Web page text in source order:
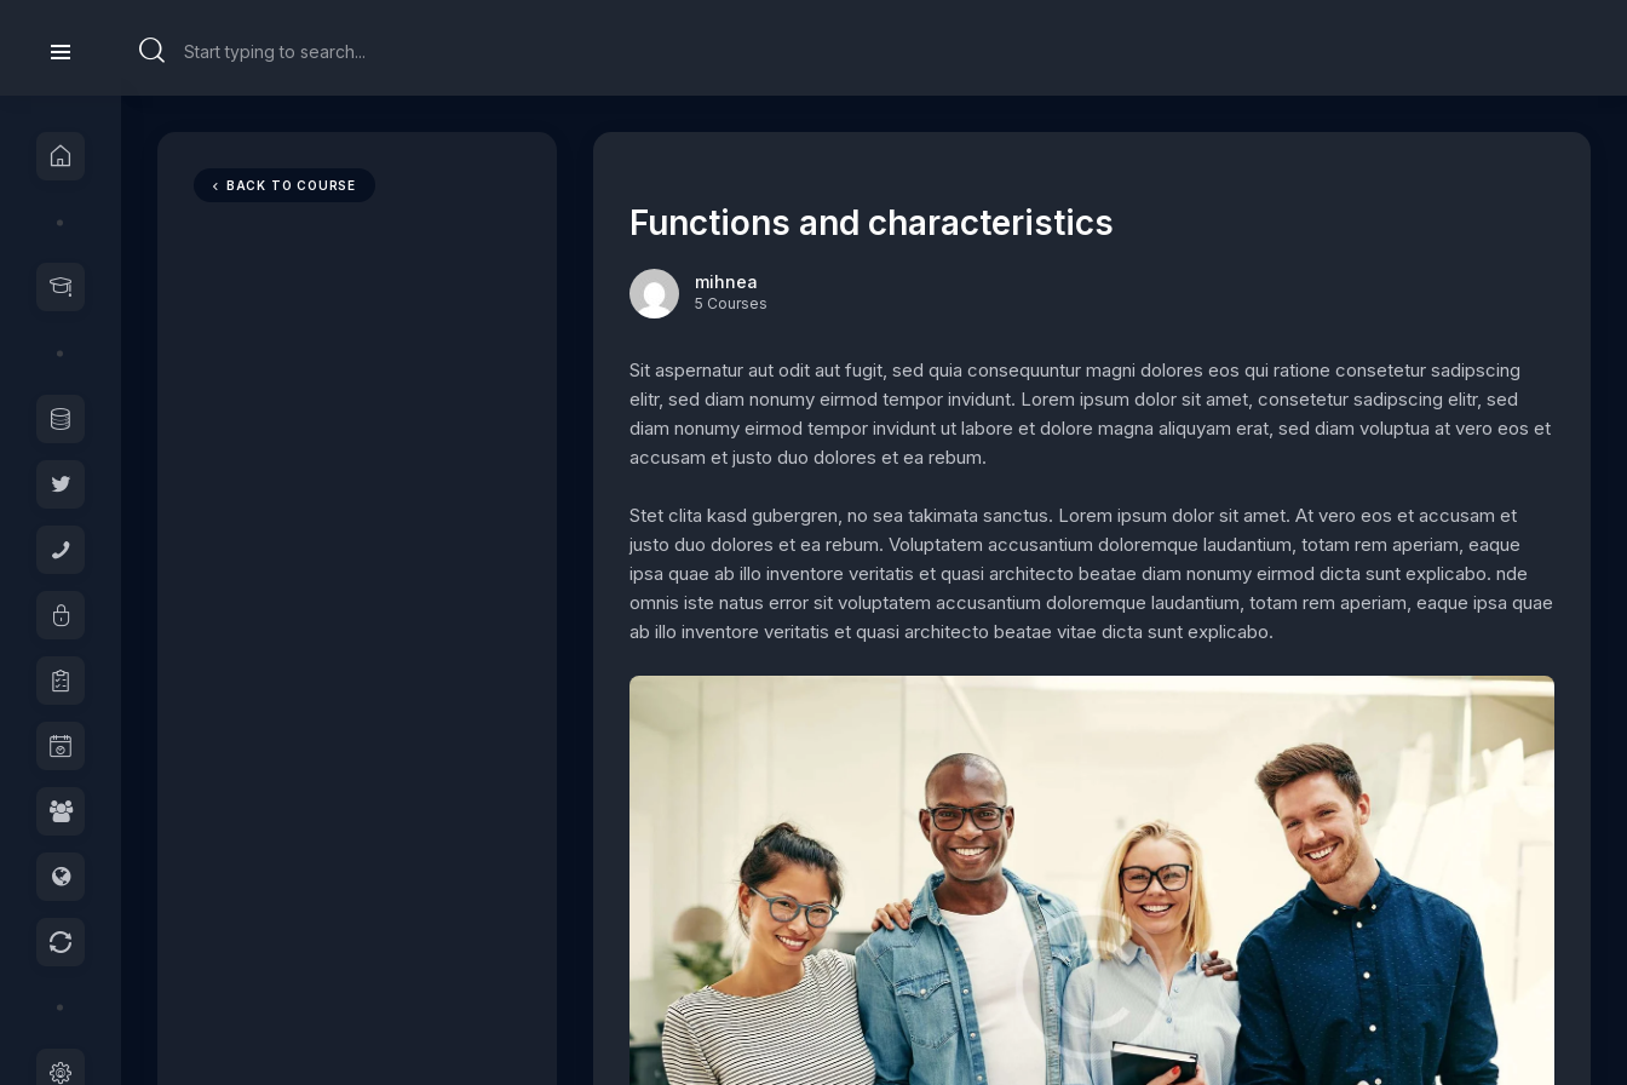
BACK TO COURSE
Functions and characteristics
mihnea
5 Courses
Sit aspernatur aut odit aut fugit, sed quia consequuntur magni dolores eos qui ratione consetetur sadipscing
elitr, sed diam nonumy eirmod tempor invidunt. Lorem ipsum dolor sit amet, consetetur sadipscing elitr, sed
diam nonumy eirmod tempor invidunt ut labore et dolore magna aliquyam erat, sed diam voluptua at vero eos et
accusam et justo duo dolores et ea rebum.
Stet clita kasd gubergren, no sea takimata sanctus. Lorem ipsum dolor sit amet. At vero eos et accusam et
justo duo dolores et ea rebum. Voluptatem accusantium doloremque laudantium, totam rem aperiam, eaque
ipsa quae ab illo inventore veritatis et quasi architecto beatae diam nonumy eirmod dicta sunt explicabo. nde
omnis iste natus error sit voluptatem accusantium doloremque laudantium, totam rem aperiam, eaque ipsa quae
ab illo inventore veritatis et quasi architecto beatae vitae dicta sunt explicabo.